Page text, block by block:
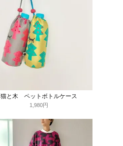
猫と木 ペットボトルケース
1,980円